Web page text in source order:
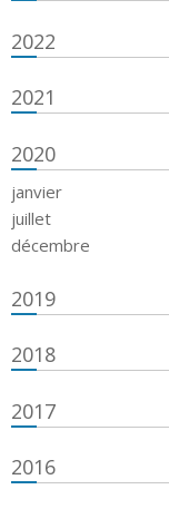
2022
2021
2020
janvier
juillet
décembre
2019
2018
2017
2016